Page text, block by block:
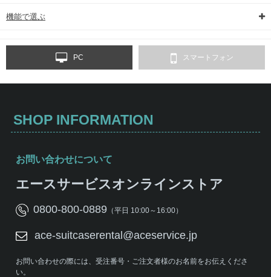
機能で選ぶ
PC スマートフォン
SHOP INFORMATION
お問い合わせについて
エースサービスオンラインストア
0800-800-0889（平日 10:00～16:00）
ace-suitcaserental@aceservice.jp
お問い合わせの際には、受注番号・ご注文者様のお名前をお伝えくださ
い。